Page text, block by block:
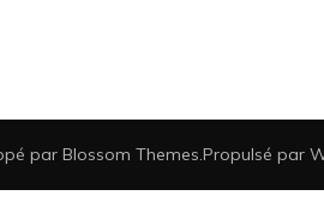
par Blossom Themes.Propulsé par